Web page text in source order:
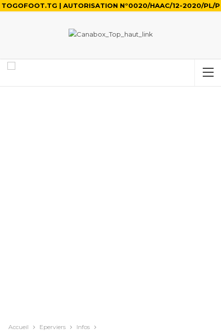
TOGOFOOT.TG | AUTORISATION N°0020/HAAC/12-2020/PL/P
Accueil Eperviers Infos